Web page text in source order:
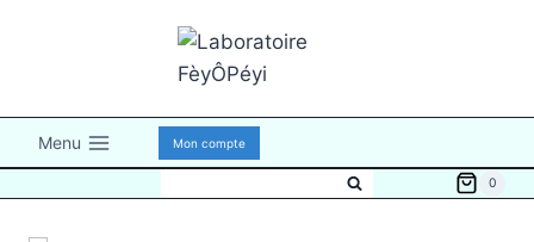
Menu Mon compte
0